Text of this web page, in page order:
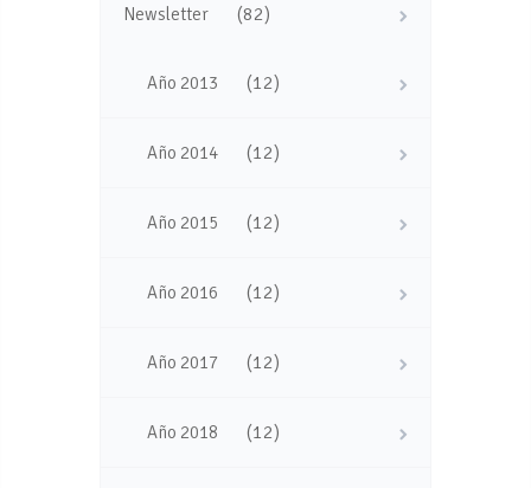
Newsletter (82)
Año 2013 (12)
Año 2014 (12)
Año 2015 (12)
Año 2016 (12)
Año 2017 (12)
Año 2018 (12)